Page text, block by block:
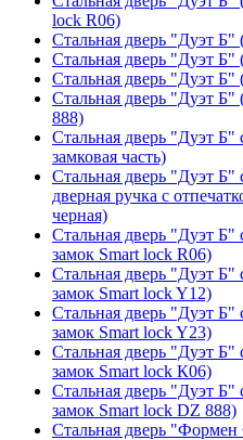
lock R06)
Стальная дверь "Дуэт
Стальная дверь "Дуэт Б"
Стальная дверь "Дуэт Б"
Стальная дверь "Дуэт Б"
888)
Стальная дверь "Дуэт Б"
замковая часть)
Стальная дверь "Дуэт Б"
дверная ручка с
черная)
Стальная дверь "Дуэт Б"
замок Smart lock R06)
Стальная дверь "Дуэт Б"
замок Smart lock Y12)
Стальная дверь "Дуэт Б"
замок Smart lock Y23)
Стальная дверь "Дуэт Б"
замок Smart lock К06)
Стальная дверь "Дуэт Б"
замок Smart lock DZ 888)
Стальная дверь